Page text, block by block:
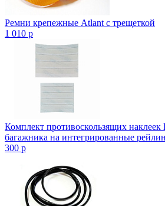
Ремни крепежные Atlant с трещеткой
1 010 p
Комплект противоскользящих
багажника на интегрированные
300 p